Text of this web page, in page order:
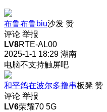
布鲁布鲁biu沙发 赞
评论 举报
LV8RTE-AL00
2025-1-1 18:29 湖南
电脑不支持触屏吧
和平鸽在波尔多撸串板凳 赞
评论 举报
LV6荣耀70 5G